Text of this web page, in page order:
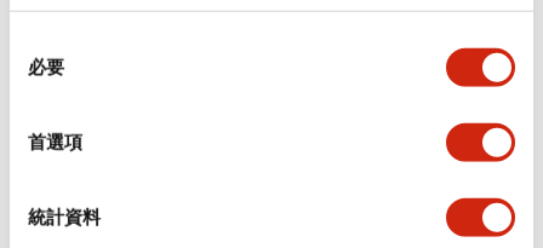
必要
首選項
統計資料
環境規範
機械規格